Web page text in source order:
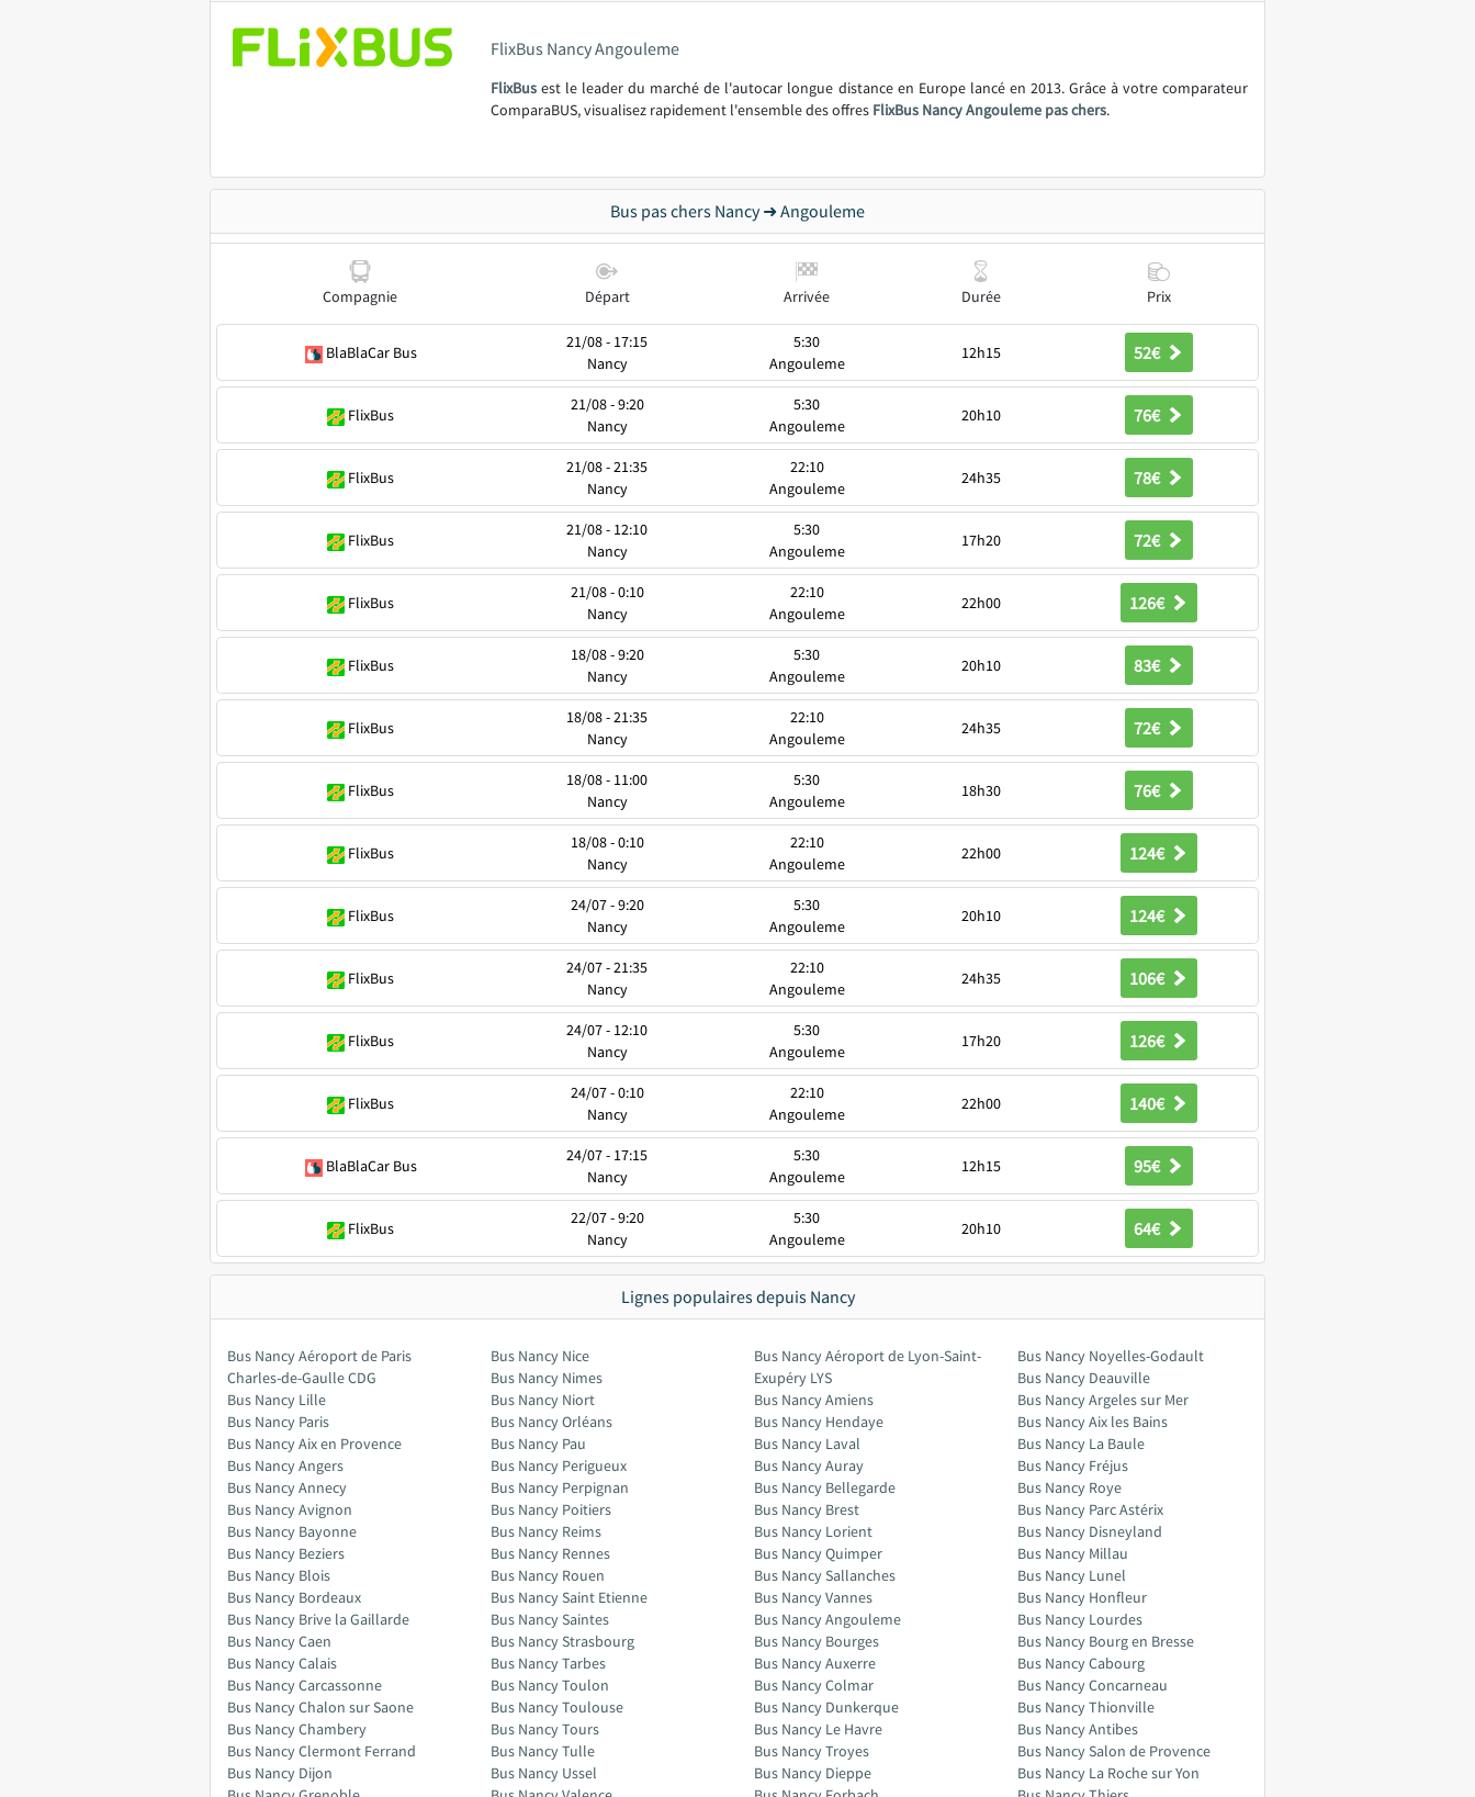
FlixBus Nancy Angouleme
FlixBus est le leader du marché de l'autocar longue distance en Europe lancé en 2013. Grâce à votre comparateur
ComparaBUS, visualisez rapidement l'ensemble des offres FlixBus Nancy Angouleme pas chers.
Bus pas chers Nancy ➜ Angouleme
Compagnie Départ Arrivée Durée Prix
BlaBlaCar Bus
21/08 - 17:15
Nancy
5:30
Angouleme
12h15 52€
FlixBus
21/08 - 9:20
Nancy
5:30
Angouleme
20h10 76€
FlixBus
21/08 - 21:35
Nancy
22:10
Angouleme
24h35 78€
FlixBus
21/08 - 12:10
Nancy
5:30
Angouleme
17h20 72€
FlixBus
21/08 - 0:10
Nancy
22:10
Angouleme
22h00 126€
FlixBus
18/08 - 9:20
Nancy
5:30
Angouleme
20h10 83€
FlixBus
18/08 - 21:35
Nancy
22:10
Angouleme
24h35 72€
FlixBus
18/08 - 11:00
Nancy
5:30
Angouleme
18h30 76€
FlixBus
18/08 - 0:10
Nancy
22:10
Angouleme
22h00 124€
FlixBus
24/07 - 9:20
Nancy
5:30
Angouleme
20h10 124€
FlixBus
24/07 - 21:35
Nancy
22:10
Angouleme
24h35 106€
FlixBus
24/07 - 12:10
Nancy
5:30
Angouleme
17h20 126€
FlixBus
24/07 - 0:10
Nancy
22:10
Angouleme
22h00 140€
BlaBlaCar Bus
24/07 - 17:15
Nancy
5:30
Angouleme
12h15 95€
FlixBus
22/07 - 9:20
Nancy
5:30
Angouleme
20h10 64€
Lignes populaires depuis Nancy
Bus Nancy Aéroport de Paris
Charles-de-Gaulle CDG
Bus Nancy Lille
Bus Nancy Paris
Bus Nancy Aix en Provence
Bus Nancy Angers
Bus Nancy Annecy
Bus Nancy Avignon
Bus Nancy Bayonne
Bus Nancy Beziers
Bus Nancy Blois
Bus Nancy Bordeaux
Bus Nancy Brive la Gaillarde
Bus Nancy Caen
Bus Nancy Calais
Bus Nancy Carcassonne
Bus Nancy Chalon sur Saone
Bus Nancy Chambery
Bus Nancy Clermont Ferrand
Bus Nancy Dijon
Bus Nancy Nice
Bus Nancy Nimes
Bus Nancy Niort
Bus Nancy Orléans
Bus Nancy Pau
Bus Nancy Perigueux
Bus Nancy Perpignan
Bus Nancy Poitiers
Bus Nancy Reims
Bus Nancy Rennes
Bus Nancy Rouen
Bus Nancy Saint Etienne
Bus Nancy Saintes
Bus Nancy Strasbourg
Bus Nancy Tarbes
Bus Nancy Toulon
Bus Nancy Toulouse
Bus Nancy Tours
Bus Nancy Tulle
Bus Nancy Ussel
Bus Nancy Aéroport de Lyon-Saint-
Exupéry LYS
Bus Nancy Amiens
Bus Nancy Hendaye
Bus Nancy Laval
Bus Nancy Auray
Bus Nancy Bellegarde
Bus Nancy Brest
Bus Nancy Lorient
Bus Nancy Quimper
Bus Nancy Sallanches
Bus Nancy Vannes
Bus Nancy Angouleme
Bus Nancy Bourges
Bus Nancy Auxerre
Bus Nancy Colmar
Bus Nancy Dunkerque
Bus Nancy Le Havre
Bus Nancy Troyes
Bus Nancy Dieppe
Bus Nancy Noyelles-Godault
Bus Nancy Deauville
Bus Nancy Argeles sur Mer
Bus Nancy Aix les Bains
Bus Nancy La Baule
Bus Nancy Fréjus
Bus Nancy Roye
Bus Nancy Parc Astérix
Bus Nancy Disneyland
Bus Nancy Millau
Bus Nancy Lunel
Bus Nancy Honfleur
Bus Nancy Lourdes
Bus Nancy Bourg en Bresse
Bus Nancy Cabourg
Bus Nancy Concarneau
Bus Nancy Thionville
Bus Nancy Antibes
Bus Nancy Salon de Provence
Bus Nancy La Roche sur Yon